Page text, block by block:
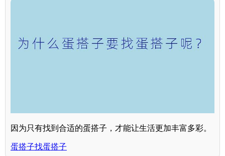
因为只有找到合适的蛋搭子，才能让生活更加丰富多彩。
蛋搭子找蛋搭子